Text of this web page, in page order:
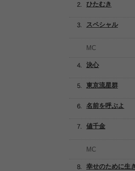
決心
スペシャル
MC
ひたむき
東京流星群
幸せのために生
値千金
MC
名前を呼ぶよ